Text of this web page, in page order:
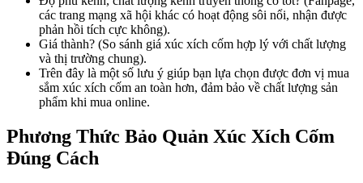
các trang mạng xã hội khác có hoạt động sôi nổi, nhận được
phản hồi tích cực không).
Giá thành? (So sánh giá xúc xích cốm hợp lý với chất lượng
và thị trường chung).
Trên đây là một số lưu ý giúp bạn lựa chọn được đơn vị mua
sắm xúc xích cốm an toàn hơn, đảm bảo về chất lượng sản
phẩm khi mua online.
Phương Thức Bảo Quản Xúc Xích Cốm
Đúng Cách